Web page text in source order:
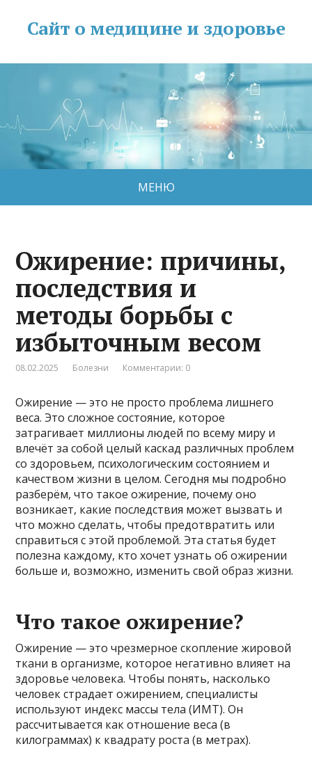
Сайт о медицине и здоровье
МЕНЮ
Ожирение: причины,
последствия и
методы борьбы с
избыточным весом
08.02.2025 Болезни Комментарии: 0
Ожирение — это не просто проблема лишнего
веса. Это сложное состояние, которое
затрагивает миллионы людей по всему миру и
влечёт за собой целый каскад различных проблем
со здоровьем, психологическим состоянием и
качеством жизни в целом. Сегодня мы подробно
разберём, что такое ожирение, почему оно
возникает, какие последствия может вызвать и
что можно сделать, чтобы предотвратить или
справиться с этой проблемой. Эта статья будет
полезна каждому, кто хочет узнать об ожирении
больше и, возможно, изменить свой образ жизни.
Что такое ожирение?
Ожирение — это чрезмерное скопление жировой
ткани в организме, которое негативно влияет на
здоровье человека. Чтобы понять, насколько
человек страдает ожирением, специалисты
используют индекс массы тела (ИМТ). Он
рассчитывается как отношение веса (в
килограммах) к квадрату роста (в метрах).